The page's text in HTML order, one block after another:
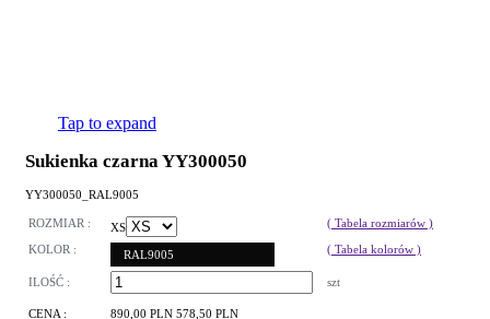
Tap to expand
Sukienka czarna YY300050
YY300050_RAL9005
ROZMIAR : XS
( Tabela rozmiarów )
KOLOR :
RAL9005 ( Tabela kolorów )
ILOŚĆ : szt
CENA : 890,00 PLN 578,50 PLN